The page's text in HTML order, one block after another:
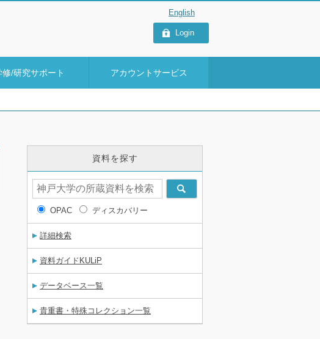
Login
修/研究サポート アカウントサービス
資料を探す
OPAC ディスカバリー
詳細検索
資料ガイドKULiP
データベース一覧
貴重書・特殊コレクション一覧